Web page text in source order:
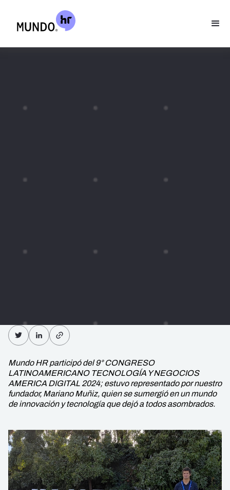
Mundo HR participó del 9° CONGRESO
LATINOAMERICANO TECNOLOGÍA Y NEGOCIOS
AMERICA DIGITAL 2024; estuvo representado por nuestro
fundador, Mariano Muñiz, quien se sumergió en un mundo
de innovación y tecnología que dejó a todos asombrados.